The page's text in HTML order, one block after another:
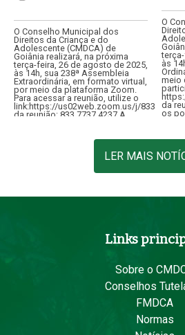
O Conselho Municipal dos
Direitos da Criança e do
Adolescente (CMDCA) de
Goiânia realizará, na próxima
terça-feira, 26 de agosto de 2025,
às 14h, sua 238ª Assembleia
Extraordinária, em formato virtual,
por meio da plataforma Zoom.
Para acessar a reunião, utilize o
link:https://us02web.zoom.us/j/
da reunião: 833 7737 4237 A
O
às
meio
da
os
LER MAIS
Links
Sobre o
Conselhos
FMDCA
Normas